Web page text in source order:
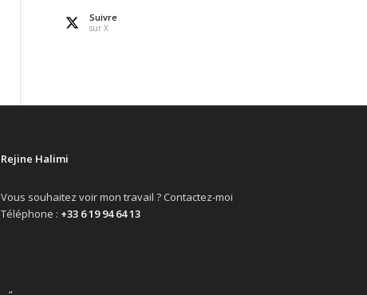
Suivre
sur X
Rejine Halimi
Vous souhaitez voir mon travail ? Contactez-moi
Téléphone : +33 6 19 94 64 13